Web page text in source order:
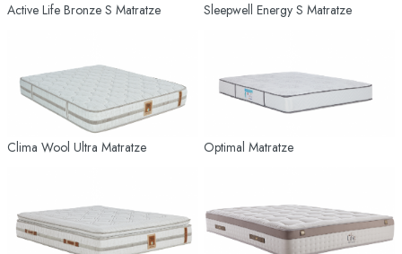
Active Life Bronze S Matratze Sleepwell Energy S Matratze
Clima Wool Ultra Matratze Optimal Matratze